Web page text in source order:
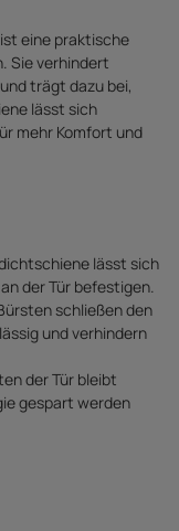
eine praktische
Sie verhindert
trägt dazu bei,
lässt sich
mehr Komfort und
lässt sich
der Tür befestigen.
schließen den
und verhindern
der Tür bleibt
gespart werden